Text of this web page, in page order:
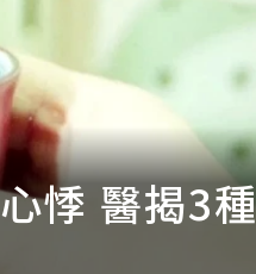
悸 醫揭3種